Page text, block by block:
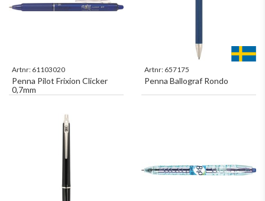
Artnr: 61103020
Penna Pilot Frixion Clicker
0,7mm
Artnr: 657175
Penna Ballograf Rondo